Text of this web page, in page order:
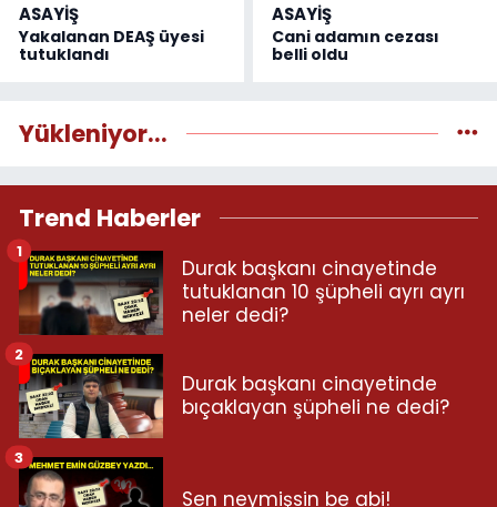
ASAYİŞ
Yakalanan DEAŞ üyesi
tutuklandı
ASAYİŞ
Cani adamın cezası
belli oldu
Yükleniyor...
Trend Haberler
Durak başkanı cinayetinde
tutuklanan 10 şüpheli ayrı ayrı
neler dedi?
1
Durak başkanı cinayetinde
bıçaklayan şüpheli ne dedi?
2
Sen neymişsin be abi!
3